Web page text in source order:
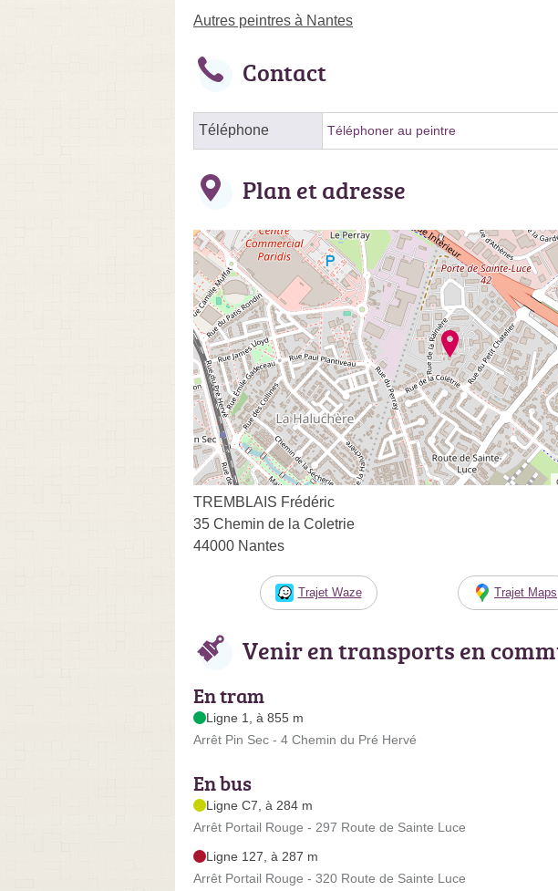
Autres peintres à Nantes
Contact
Téléphone Téléphoner au peintre
Plan et adresse
TREMBLAIS Frédéric
35 Chemin de la Coletrie
44000 Nantes
Trajet Waze Trajet Maps
Venir en transports en
En tram
Ligne 1, à 855 m
Arrêt Pin Sec - 4 Chemin du Pré Hervé
En bus
Ligne C7, à 284 m
Arrêt Portail Rouge - 297 Route de Sainte Luce
Ligne 127, à 287 m
Arrêt Portail Rouge - 320 Route de Sainte Luce